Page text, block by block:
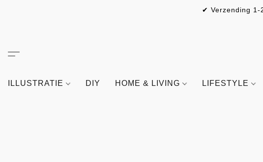
✔ Verzending
ILLUSTRATIE DIY HOME & LIVING LIFESTYLE